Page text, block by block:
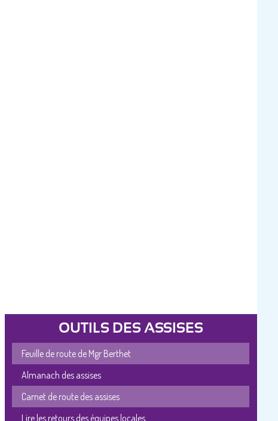
OUTILS DES ASSISES
Feuille de route de Mgr Berthet
Almanach des assises
Carnet de route des assises
Lire les retours des équipes locales